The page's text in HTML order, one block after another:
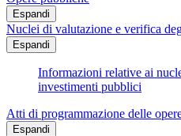
Espandi
Nuclei di valutazione e verifica
Espandi
Informazioni relative ai
investimenti pubblici
Atti di programmazione delle
Espandi